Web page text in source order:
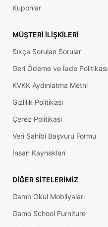
Kuponlar
MÜŞTERI İLIŞKILERI
Sıkça Sorulan Sorular
Geri Ödeme ve İade Politikası
KVKK Aydınlatma Metni
Gizlilik Politikası
Çerez Politikası
Veri Sahibi Başvuru Formu
İnsan Kaynakları
DIĞER SITELERIMIZ
Gamo Okul Mobilyaları
Gamo School Furniture